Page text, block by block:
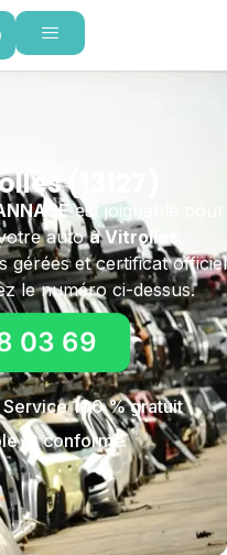
(13127)
est joignable pour
autoà Vitrolles
gérées et certificat officiel
le numéro ci-dessus.
03 69
Service 100 % gratuit
et conforme